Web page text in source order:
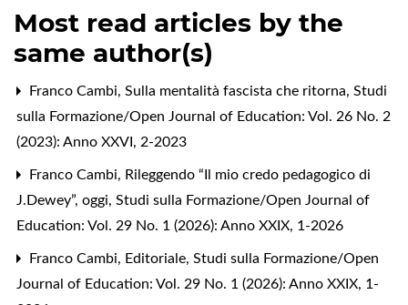
Most read articles by the
same author(s)
Franco Cambi, Sulla mentalità fascista che ritorna, Studi
sulla Formazione/Open Journal of Education: Vol. 26 No. 2
(2023): Anno XXVI, 2-2023
Franco Cambi, Rileggendo “Il mio credo pedagogico di
J.Dewey”, oggi, Studi sulla Formazione/Open Journal of
Education: Vol. 29 No. 1 (2026): Anno XXIX, 1-2026
Franco Cambi, Editoriale, Studi sulla Formazione/Open
Journal of Education: Vol. 29 No. 1 (2026): Anno XXIX, 1-